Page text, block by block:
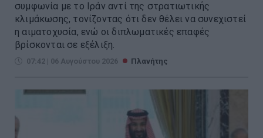
συμφωνία με το Ιράν αντί της στρατιωτικής
κλιμάκωσης, τονίζοντας ότι δεν θέλει να συνεχιστεί
η αιματοχυσία, ενώ οι διπλωματικές επαφές
βρίσκονται σε εξέλιξη.
07:42 | 06 Αυγούστου 2026 Πλανήτης